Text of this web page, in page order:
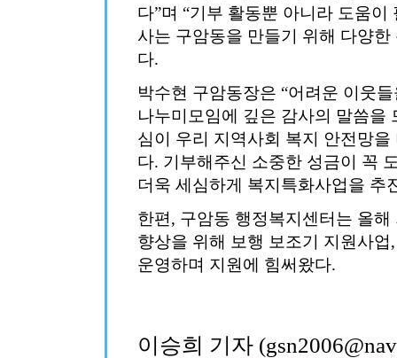
다”며 “기부 활동뿐 아니라 도움
사는 구암동을 만들기 위해 다양
다.
박수현 구암동장은 “어려운 이웃
나누미모임에 깊은 감사의 말씀을
심이 우리 지역사회 복지 안전망
다. 기부해주신 소중한 성금이 꼭
더욱 세심하게 복지특화사업을 추
한편, 구암동 행정복지센터는 올
향상을 위해 보행 보조기 지원사
운영하며 지원에 힘써왔다.
이승희 기자